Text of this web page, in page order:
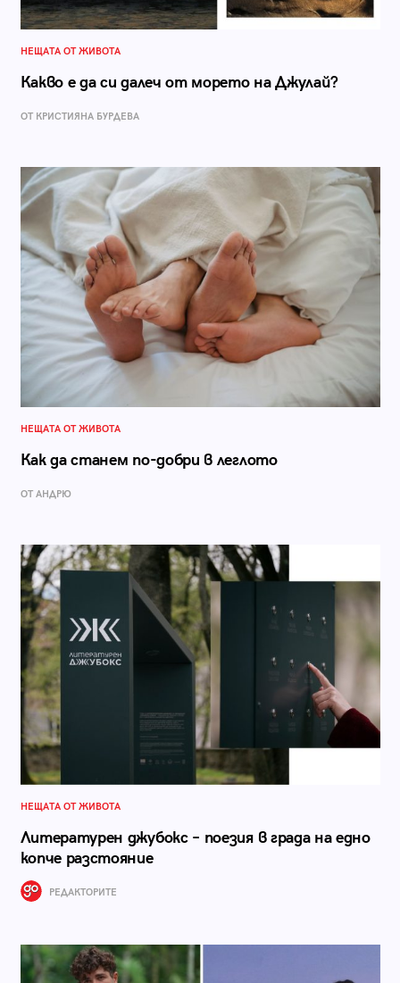
НЕЩАТА ОТ ЖИВОТА
Какво е да си далеч от морето на Джулай?
ОТ КРИСТИЯНА БУРДЕВА
НЕЩАТА ОТ ЖИВОТА
Как да станем по-добри в леглото
ОТ АНДРЮ
НЕЩАТА ОТ ЖИВОТА
Литературен джубокс – поезия в града на едно
копче разстояние
РЕДАКТОРИТЕ